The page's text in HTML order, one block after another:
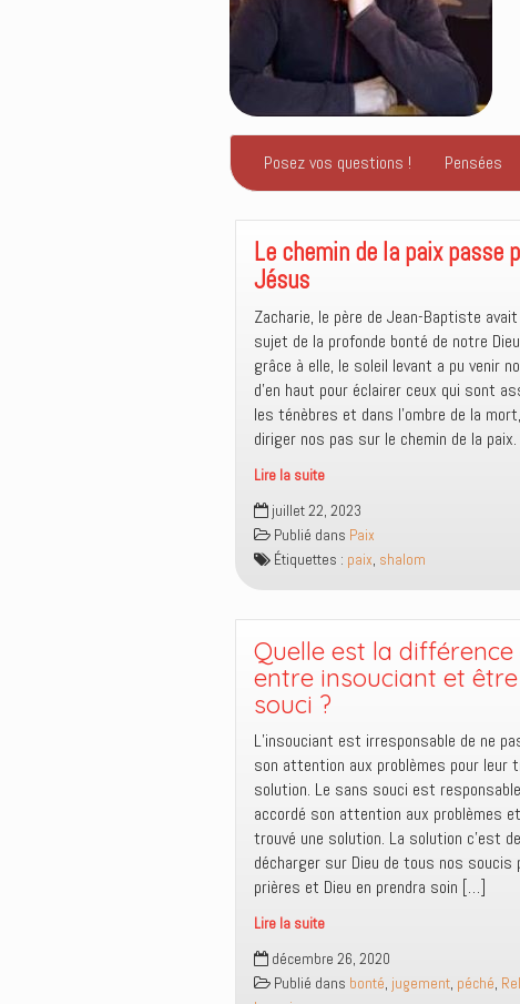
Posez vos questions ! Pensées
Le chemin de la paix passe
Jésus
Zacharie, le père de Jean-Baptiste
sujet de la profonde bonté de notre
grâce à elle, le soleil levant a pu venir
d’en haut pour éclairer ceux qui sont
les ténèbres et dans l’ombre de la
diriger nos pas sur le chemin de la
Lire la suite
Le
chemin
de
la
passe
par
Jésus
juillet 22, 2023
Publié dans Paix
Étiquettes : paix, shalom
Quelle est la
entre insouciant et
souci ?
L’insouciant est irresponsable de ne
son attention aux problèmes pour leur
solution. Le sans souci est
accordé son attention aux problèmes
trouvé une solution. La solution c’est
décharger sur Dieu de tous nos soucis
prières et Dieu en prendra soin […]
Lire la suite
Quelle
est
la
décembre 26, 2020
Publié dans bonté, jugement, péché,